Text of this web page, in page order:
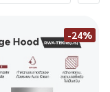
-24%